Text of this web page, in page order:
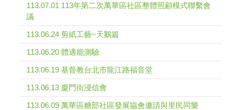
113.07.01 113年第二次萬華區社區整體照顧模式聯繫會
議
113.06.24 剪紙工藝~天鵝篇
113.06.20 體適能測驗
113.06.19 基督教台北市龍江路福音堂
113.06.13 廈門街浸信會
113.06.09 萬華區糖部社區發展協會邀請與里民同樂